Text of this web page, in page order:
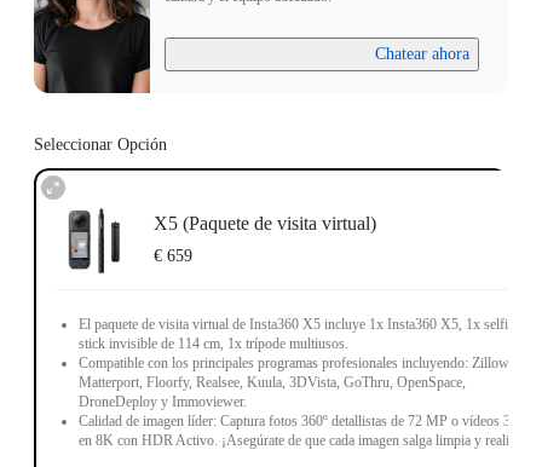
Chatear ahora
Seleccionar Opción
X5 (Paquete de visita virtual)
€ 659
El paquete de visita virtual de Insta360 X5 incluye 1x Insta360 X5, 1x selfie
stick invisible de 114 cm, 1x trípode multiusos.
Compatible con los principales programas profesionales incluyendo: Zillow,
Matterport, Floorfy, Realsee, Kuula, 3DVista, GoThru, OpenSpace,
DroneDeploy y Immoviewer.
Calidad de imagen líder: Captura fotos 360º detallistas de 72 MP o vídeos 360º
en 8K con HDR Activo. ¡Asegúrate de que cada imagen salga limpia y realista!